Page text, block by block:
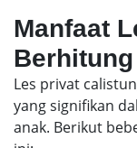
Manfaat
Berhitung
Les privat
yang signifikan
anak. Berikut